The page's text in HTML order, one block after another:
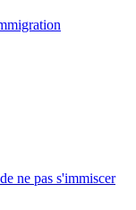
ne pas s'immiscer